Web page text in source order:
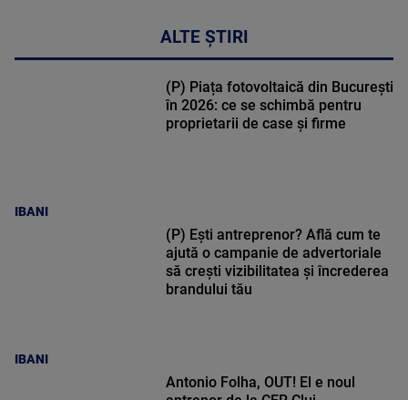
ALTE ȘTIRI
IBANI
(P) Piața fotovoltaică din București
în 2026: ce se schimbă pentru
proprietarii de case și firme
IBANI
(P) Ești antreprenor? Află cum te
ajută o campanie de advertoriale
să crești vizibilitatea și încrederea
brandului tău
Antonio Folha, OUT! El e noul